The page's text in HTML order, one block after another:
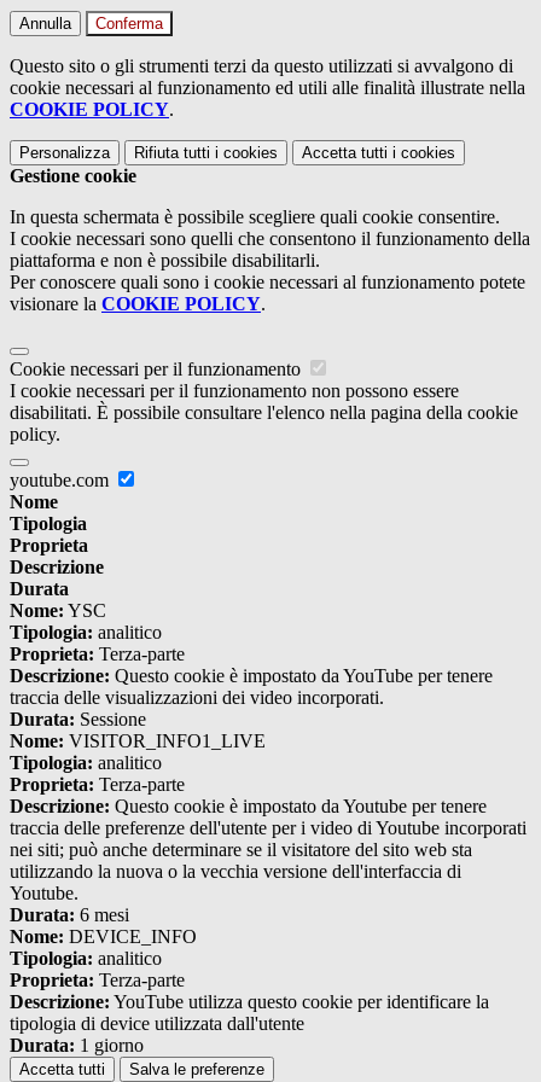
Annulla Conferma
Questo sito o gli strumenti terzi da questo utilizzati si avvalgono di
cookie necessari al funzionamento ed utili alle finalità illustrate nella
COOKIE POLICY.
Personalizza Rifiuta tutti i cookies Accetta tutti i cookies
Gestione cookie
In questa schermata è possibile scegliere quali cookie consentire.
I cookie necessari sono quelli che consentono il funzionamento della
piattaforma e non è possibile disabilitarli.
Per conoscere quali sono i cookie necessari al funzionamento potete
visionare la COOKIE POLICY.
Cookie necessari per il funzionamento
I cookie necessari per il funzionamento non possono essere
disabilitati. È possibile consultare l'elenco nella pagina della cookie
policy.
youtube.com
Nome
Tipologia
Proprieta
Descrizione
Durata
Nome: YSC
Tipologia: analitico
Proprieta: Terza-parte
Descrizione: Questo cookie è impostato da YouTube per tenere
traccia delle visualizzazioni dei video incorporati.
Durata: Sessione
Nome: VISITOR_INFO1_LIVE
Tipologia: analitico
Proprieta: Terza-parte
Descrizione: Questo cookie è impostato da Youtube per tenere
traccia delle preferenze dell'utente per i video di Youtube incorporati
nei siti; può anche determinare se il visitatore del sito web sta
utilizzando la nuova o la vecchia versione dell'interfaccia di
Youtube.
Durata: 6 mesi
Nome: DEVICE_INFO
Tipologia: analitico
Proprieta: Terza-parte
Descrizione: YouTube utilizza questo cookie per identificare la
tipologia di device utilizzata dall'utente
Durata: 1 giorno
Accetta tutti Salva le preferenze